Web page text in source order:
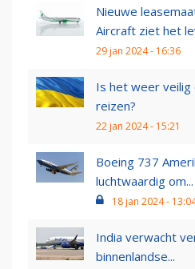
Nieuwe
Aircraft ziet het
29 jan 2024 - 16:36
Is het weer veilig
reizen?
22 jan 2024 - 15:21
Boeing 737
luchtwaardig om...
18 jan 2024 -
India verwacht
binnenlandse...